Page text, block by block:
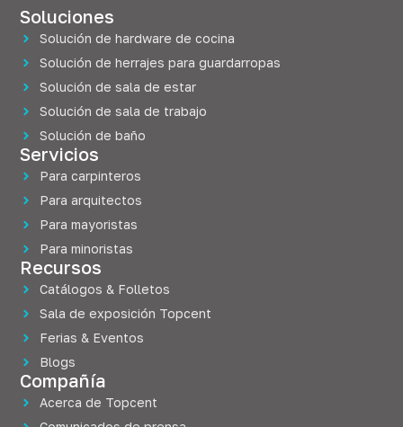
Soluciones
Solución de hardware de cocina
Solución de herrajes para guardarropas
Solución de sala de estar
Solución de sala de trabajo
Solución de baño
Servicios
Para carpinteros
Para arquitectos
Para mayoristas
Para minoristas
Recursos
Catálogos & Folletos
Sala de exposición Topcent
Ferias & Eventos
Blogs
Compañía
Acerca de Topcent